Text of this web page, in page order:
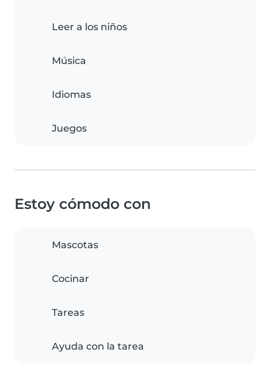
Leer a los niños
Música
Idiomas
Juegos
Estoy cómodo con
Mascotas
Cocinar
Tareas
Ayuda con la tarea